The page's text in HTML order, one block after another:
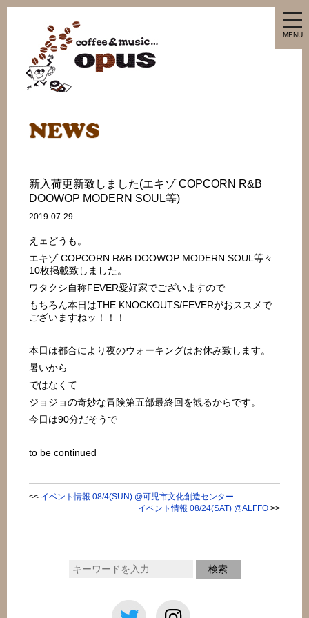
MENU
新入荷更新致しました(エキゾ COPCORN R&B
DOOWOP MODERN SOUL等)
2019-07-29
えェどうも。
エキゾ COPCORN R&B DOOWOP MODERN SOUL等々
10枚掲載致しました。
ワタクシ自称FEVER愛好家でございますので
もちろん本日はTHE KNOCKOUTS/FEVERがおススメで
ございますねッ！！！
本日は都合により夜のウォーキングはお休み致します。
暑いから
ではなくて
ジョジョの奇妙な冒険第五部最終回を観るからです。
今日は90分だそうで
to be continued
<< イベント情報 08/4(SUN) @可児市文化創造センター
イベント情報 08/24(SAT) @ALFFO>>